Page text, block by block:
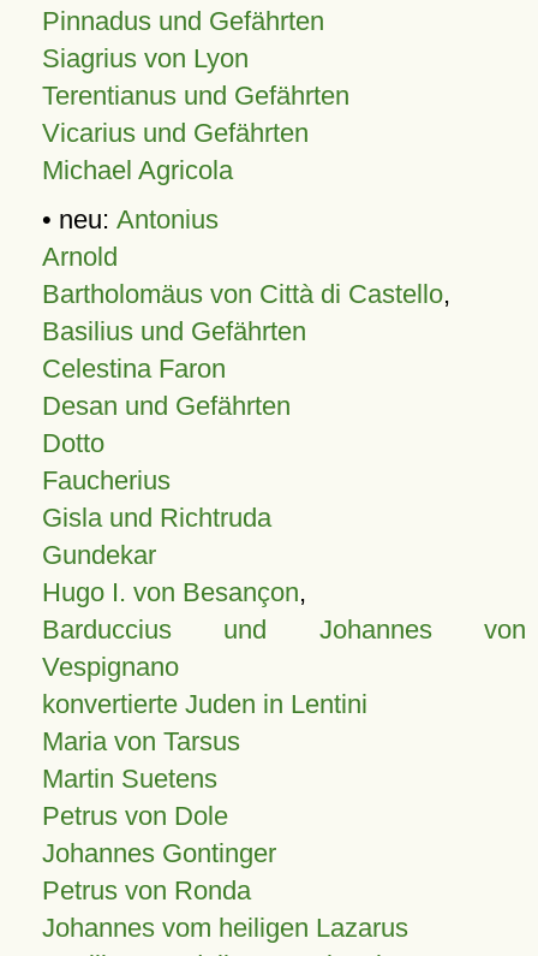
Pinnadus und Gefährten
Siagrius von Lyon
Terentianus und Gefährten
Vicarius und Gefährten
Michael Agricola
• neu: Antonius
Arnold
Bartholomäus von Città di Castello,
Basilius und Gefährten
Celestina Faron
Desan und Gefährten
Dotto
Faucherius
Gisla und Richtruda
Gundekar
Hugo I. von Besançon,
Barduccius und Johannes von
Vespignano
konvertierte Juden in Lentini
Maria von Tarsus
Martin Suetens
Petrus von Dole
Johannes Gontinger
Petrus von Ronda
Johannes vom heiligen Lazarus